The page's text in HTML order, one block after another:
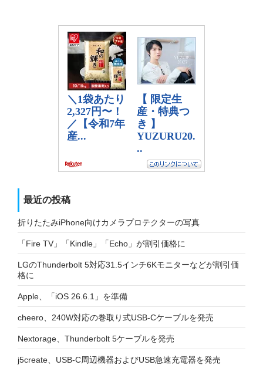
最近の投稿
折りたたみiPhone向けカメラプロテクターの写真
「Fire TV」「Kindle」「Echo」が割引価格に
LGのThunderbolt 5対応31.5インチ6Kモニターなどが割引価
格に
Apple、「iOS 26.6.1」を準備
cheero、240W対応の巻取り式USB-Cケーブルを発売
Nextorage、Thunderbolt 5ケーブルを発売
j5create、USB-C周辺機器およびUSB急速充電器を発売